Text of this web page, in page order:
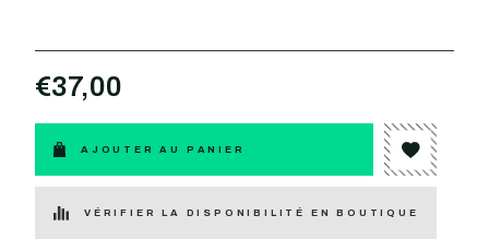
€37,00
AJOUTER AU PANIER
VÉRIFIER LA DISPONIBILITÉ EN BOUTIQUE